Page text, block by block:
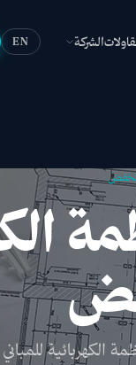
الشركة EN
الكهربائية